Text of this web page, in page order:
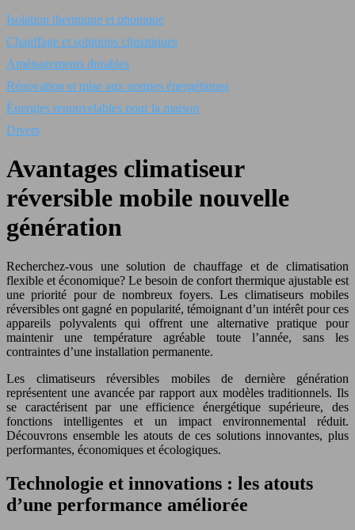
Isolation thermique et phonique
Chauffage et solutions climatiques
Aménagements durables
Rénovation et mise aux normes énergétiques
Énergies renouvelables pour la maison
Divers
Avantages climatiseur
réversible mobile nouvelle
génération
Recherchez-vous une solution de chauffage et de climatisation
flexible et économique? Le besoin de confort thermique ajustable est
une priorité pour de nombreux foyers. Les climatiseurs mobiles
réversibles ont gagné en popularité, témoignant d’un intérêt pour ces
appareils polyvalents qui offrent une alternative pratique pour
maintenir une température agréable toute l’année, sans les
contraintes d’une installation permanente.
Les climatiseurs réversibles mobiles de dernière génération
représentent une avancée par rapport aux modèles traditionnels. Ils
se caractérisent par une efficience énergétique supérieure, des
fonctions intelligentes et un impact environnemental réduit.
Découvrons ensemble les atouts de ces solutions innovantes, plus
performantes, économiques et écologiques.
Technologie et innovations : les atouts
d’une performance améliorée